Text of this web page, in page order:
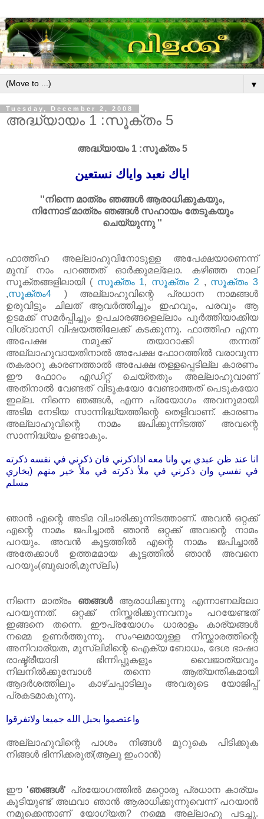
▼
Tuesday, December 2, 2008
അദ്ധ്യായം 1 :സൂക്തം 5
അദ്ധ്യായം 1 :സൂക്തം 5
اياك نعبد واياك نستعين
''നിന്നെ മാത്രം ഞങ്ങൾ ആരാധിക്കുകയും,
നിന്നോട്‌ മാത്രം ഞങ്ങൾ സഹായം തേടുകയും
ചെയ്യുന്നു ''
ഫാത്തിഹ അല്ലാഹുവിനോടുള്ള അപേക്ഷയാണെന്ന്
മുമ്പ്‌ നാം പറഞ്ഞത്‌ ഓർക്കുമല്ലോ. കഴിഞ്ഞ നാല്‌
സൂക്തങ്ങളിലായി ( സൂക്തം 1, സൂക്തം 2 , സൂക്തം 3
,സൂക്തം4 ) അല്ലാഹുവിന്റെ പ്രധാന നാമങ്ങൾ
ഉരുവിട്ടും ചിലത്‌ ആവർത്തിച്ചും ഇഹവും, പരവും ആ
ഉടമക്ക്‌ സമർപ്പിച്ചും ഉപചാരങ്ങളെല്ലാം പൂർത്തിയാക്കിയ
വിശ്വാസി വിഷയത്തിലേക്ക്‌ കടക്കുന്നു. ഫാത്തിഹ എന്ന
അപേക്ഷ നമുക്ക്‌ തയാറാക്കി തന്നത്‌
അല്ലാഹുവായതിനാൽ അപേക്ഷ ഫോറത്തിൽ വരാവുന്ന
തകരാറു കാരണത്താൽ അപേക്ഷ തള്ളപ്പെടില്ല കാരണം
ഈ ഫോറം എഡിറ്റ്‌ ചെയ്തതും അല്ലാഹുവാണ്‌
അതിനാൽ വേണ്ടത്‌ വിടുകയോ വേണ്ടാത്തത്‌ പെടുകയോ
ഇല്ല. നിന്നെ ഞങ്ങൾ, എന്ന പ്രയോഗം അവനുമായി
അടിമ നേടിയ സാന്നിദ്ധ്യത്തിന്റെ തെളിവാണ്‌. കാരണം
അല്ലാഹുവിന്റെ നാമം ജപിക്കുന്നിടത്ത്‌ അവന്റെ
സാന്നിദ്ധ്യം ഉണ്ടാകും.
انا عند ظن عبدي بي وانا معه اذاذكرني فان ذكرني في نفسه ذكرته
في نفسي وان ذكرني في ملأ ذكرته في ملأ خير منهم (بخاري
مسلم
ഞാൻ എന്റെ അടിമ വിചാരിക്കുന്നിടത്താണ്‌. അവൻ ഒറ്റക്ക്‌
എന്റെ നാമം ജപിച്ചാൽ ഞാൻ ഒറ്റക്ക്‌ അവന്റെ നാമം
പറയും. അവൻ കൂട്ടത്തിൽ എന്റെ നാമം ജപിച്ചാൽ
അതേക്കാൾ ഉത്തമമായ കൂട്ടത്തിൽ ഞാൻ അവനെ
പറയും(ബുഖാരി,മുസ്‌ലിം)
നിന്നെ മാത്രം ഞങ്ങൾആരാധിക്കുന്നു എന്നാണല്ലോ
പറയുന്നത്‌. ഒറ്റക്ക്‌ നിസ്ക്കരിക്കുന്നവനും പറയേണ്ടത്‌
ഇങ്ങനെ തന്നെ. ഈപ്രയോഗം ധാരാളം കാര്യങ്ങൾ
നമ്മെ ഉണർത്തുന്നു. സംഘമായുള്ള നിസ്ക്കാരത്തിന്റെ
അനിവാര്യത, മുസ്‌ലിമിന്റെ ഐക്യ ബോധം, ദേശ ഭാഷാ
രാഷ്ട്രീയാദി ഭിന്നിപ്പുകളും വൈജാത്യവും
നിലനിൽക്കുമ്പോൾ തന്നെ ആത്യന്തികമായി
ആദർശത്തിലും കാഴ്ചപ്പാടിലും അവരുടെ യോജിപ്പ്‌
പ്രകടമാകുന്നു.
واعتصموا بحبل الله جميعا ولاتفرقوا
അല്ലാഹുവിന്റെ പാശം നിങ്ങൾ മുറുകെ പിടിക്കുക
നിങ്ങൾ ഭിന്നിക്കരുത്‌(ആലു ഇംറാൻ)
ഈ 'ഞങ്ങൾ' പ്രയോഗത്തിൽ മറ്റൊരു പ്രധാന കാര്യം
കൂടിയുണ്ട്‌ അഥവാ ഞാൻ ആരാധിക്കുന്നുവെന്ന് പറയാൻ
നമുക്കെന്താണ്‌ യോഗ്യത? നമ്മെ അല്ലാഹു പടച്ചു.